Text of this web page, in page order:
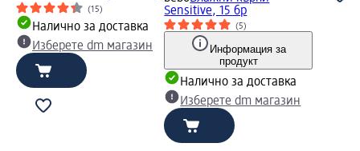
(15)
Налично за доставка
Изберете dm магазин
Sensitive, 15 бр
(5)
Информация за
продукт
Налично за доставка
Изберете dm магазин